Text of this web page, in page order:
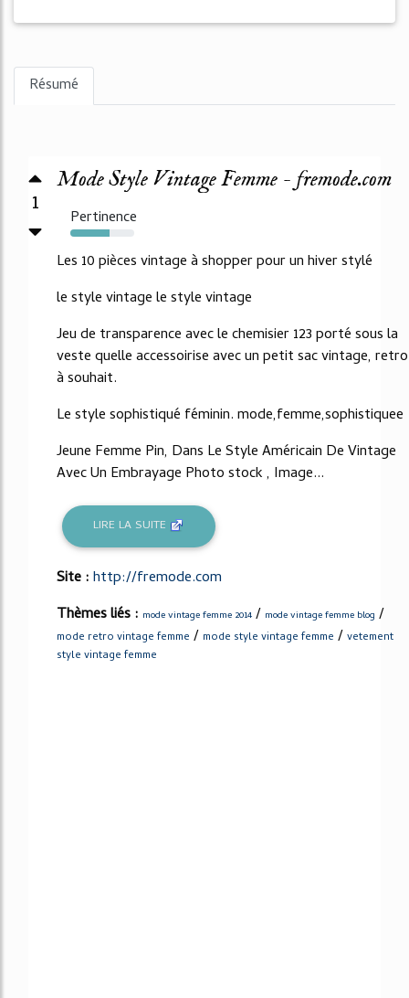
Résumé
1
Mode Style Vintage Femme - fremode.com
Pertinence
61%
Les 10 pièces vintage à shopper pour un hiver stylé
le style vintage le style vintage
Jeu de transparence avec le chemisier 123 porté sous la
veste quelle accessoirise avec un petit sac vintage, retro
à souhait.
Le style sophistiqué féminin. mode,femme,sophistiquee
Jeune Femme Pin, Dans Le Style Américain De Vintage
Avec Un Embrayage Photo stock , Image...
LIRE LA SUITE
Site :http://fremode.com
Thèmes liés : mode vintage femme 2014 / mode vintage femme blog /
mode retro vintage femme / mode style vintage femme / vetement
style vintage femme